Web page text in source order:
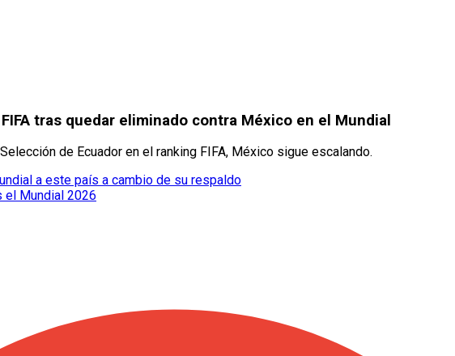
tras quedar eliminado contra México en el Mundial
de Ecuador en el ranking FIFA, México sigue escalando.
a este país a cambio de su respaldo
el Mundial 2026